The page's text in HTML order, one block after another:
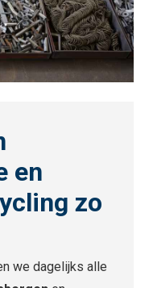
en
zo
we dagelijks alle